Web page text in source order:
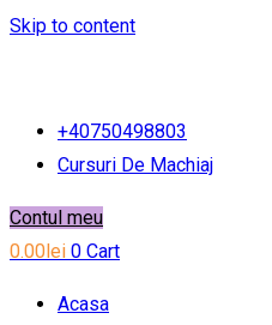
Skip to content
+40750498803
Cursuri De Machiaj
Contul meu
0.00lei 0 Cart
Acasa